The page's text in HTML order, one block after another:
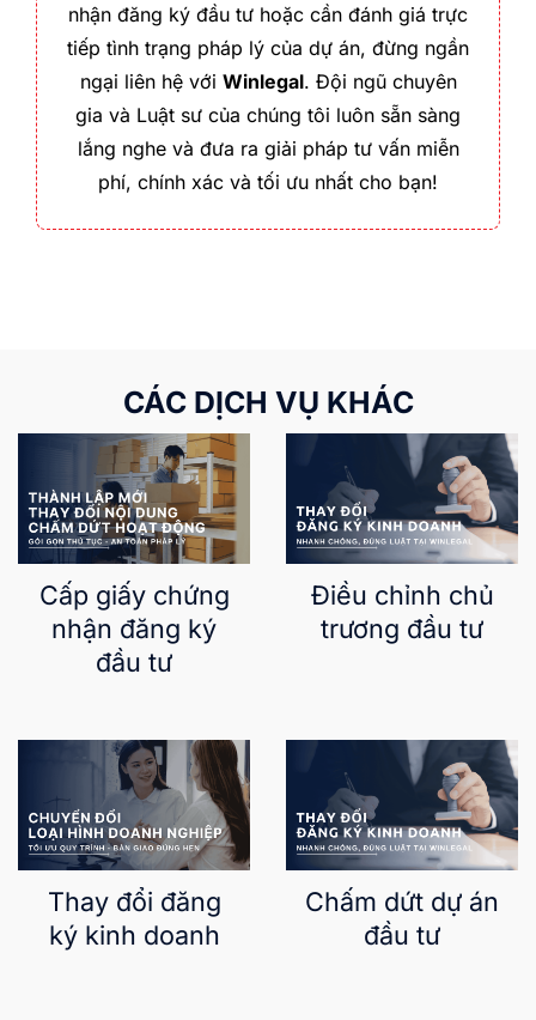
nhận đăng ký đầu tư hoặc cần đánh giá trực
tiếp tình trạng pháp lý của dự án, đừng ngần
ngại liên hệ với Winlegal. Đội ngũ chuyên
gia và Luật sư của chúng tôi luôn sẵn sàng
lắng nghe và đưa ra giải pháp tư vấn miễn
phí, chính xác và tối ưu nhất cho bạn!
CÁC DỊCH VỤ KHÁC
Cấp giấy chứng
nhận đăng ký
đầu tư
Điều chỉnh chủ
trương đầu tư
Thay đổi đăng
ký kinh doanh
Chấm dứt dự án
đầu tư